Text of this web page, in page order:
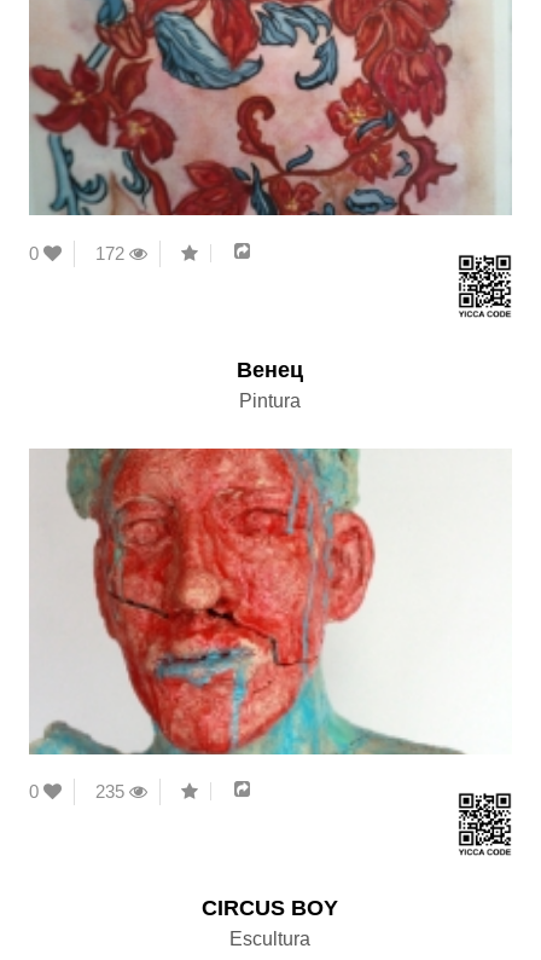
0 172
Венец
Pintura
0 235
CIRCUS BOY
Escultura